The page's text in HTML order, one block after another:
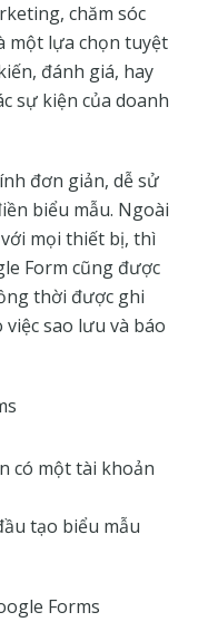
chăm sóc
một lựa chọn tuyệt
đánh giá, hay
sự kiện của doanh
đơn giản, dễ sử
biểu mẫu. Ngoài
mọi thiết bị, thì
Form cũng được
thời được ghi
sao lưu và báo
có một tài khoản
tạo biểu mẫu